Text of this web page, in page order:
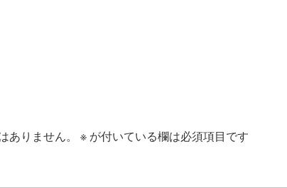
ありません。 ※ が付いている欄は必須項目です